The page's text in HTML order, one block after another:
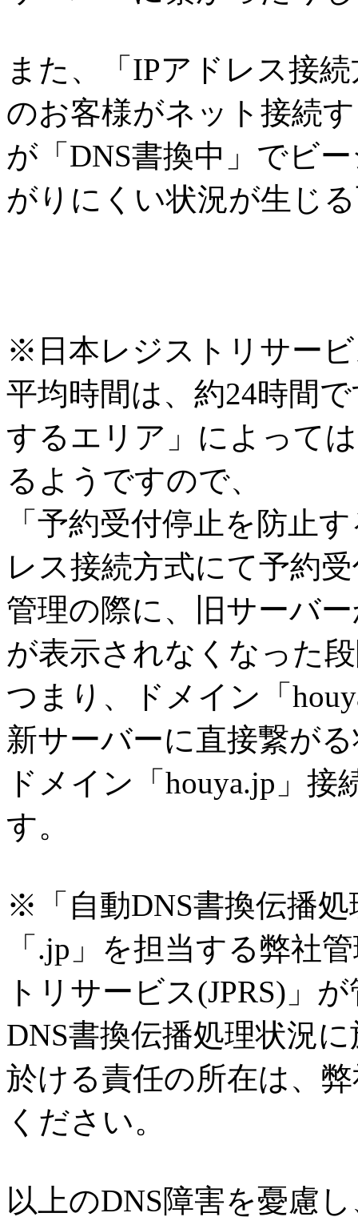
また、「IPアドレス接
のお客様がネット接続
が「DNS書換中」でビ
がりにくい状況が生じ
※日本レジストリサービ
平均時間は、約24時間
するエリア」によって
るようですので、
「予約受付停止を防止
レス接続方式にて予約
管理の際に、旧サーバ
が表示されなくなった
つまり、ドメイン「
新サーバーに直接繋が
ドメイン「houya.jp」
す。
※「自動DNS書換伝播処
「.jp」を担当する弊社
トリサービス(JPRS)」
DNS書換伝播処理状況
於ける責任の所在は、
ください。
以上のDNS障害を憂慮